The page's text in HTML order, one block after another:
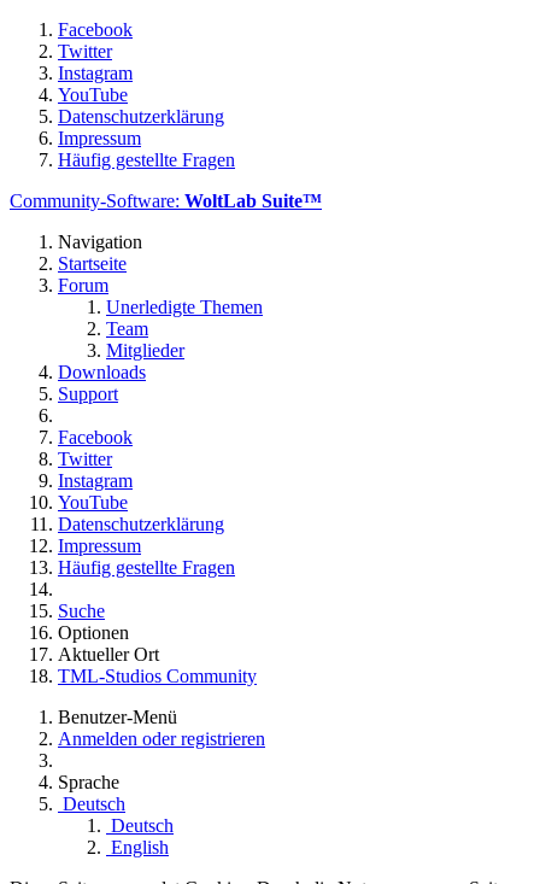
Facebook
Twitter
Instagram
YouTube
Datenschutzerklärung
Impressum
Häufig gestellte Fragen
Community-Software: WoltLab Suite™
Navigation
Startseite
Forum
Unerledigte Themen
Team
Mitglieder
Downloads
Support
Facebook
Twitter
Instagram
YouTube
Datenschutzerklärung
Impressum
Häufig gestellte Fragen
Suche
Optionen
Aktueller Ort
TML-Studios Community
Benutzer-Menü
Anmelden oder registrieren
Sprache
Deutsch
Deutsch
English